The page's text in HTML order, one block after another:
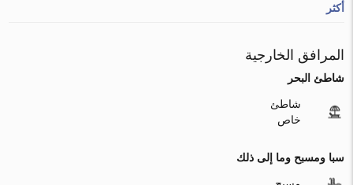
أكثر
المرافق الخارجية
شاطئ البحر
شاطئ
خاص
سبا ومسبح وما إلى ذلك